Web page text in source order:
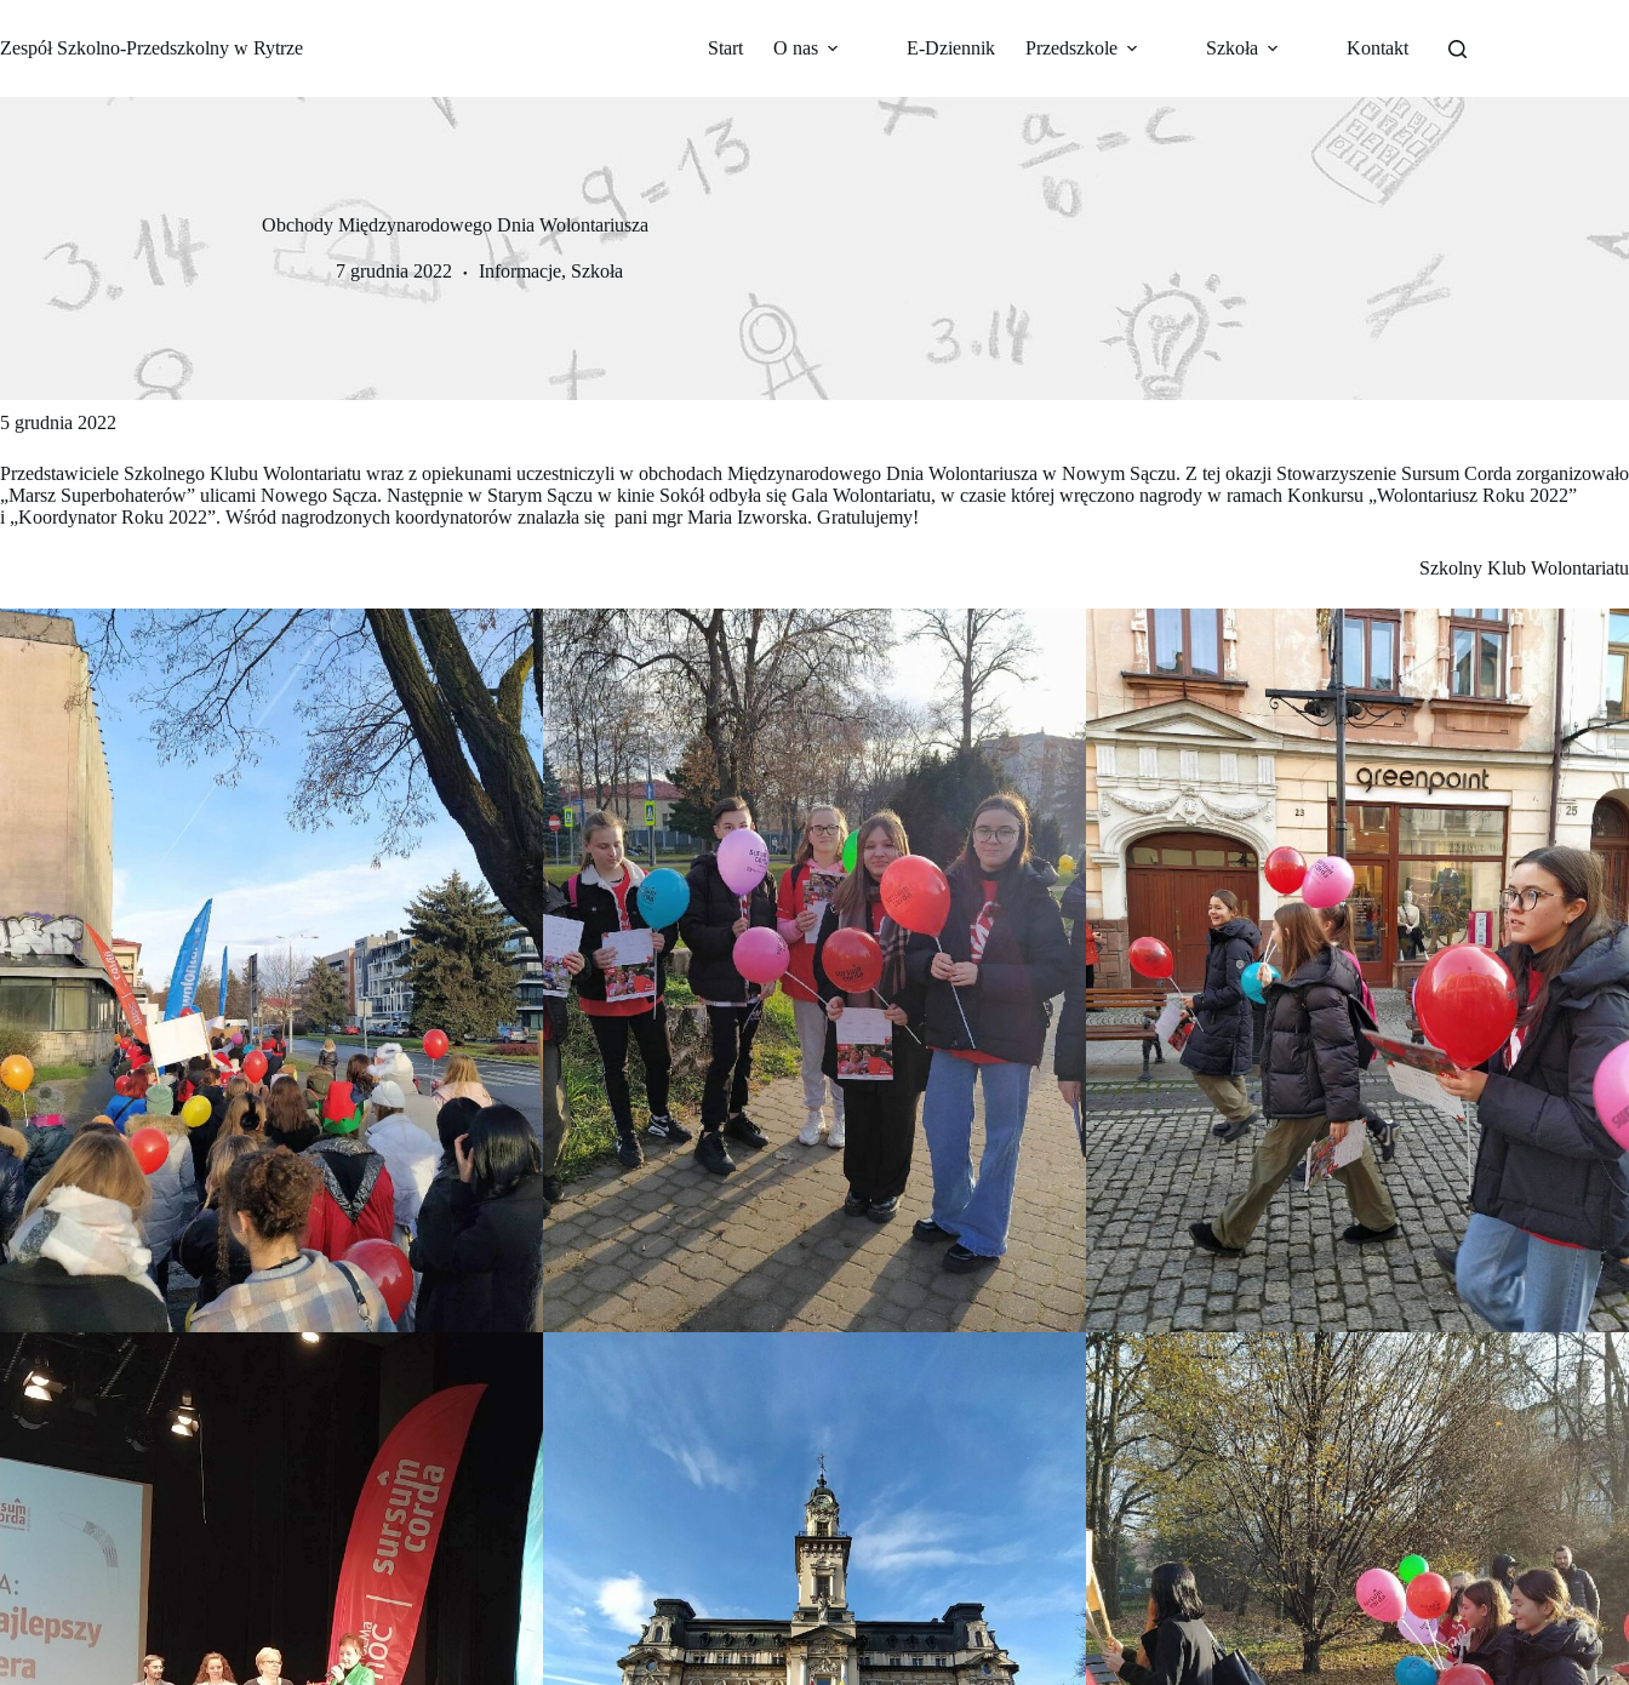
treści
Zespół Szkolno-Przedszkolny w Rytrze Start O nas E-Dziennik Przedszkole Szkoła Kontakt
Obchody Międzynarodowego Dnia Wolontariusza
7 grudnia 2022 Informacje, Szkoła
5 grudnia 2022
Przedstawiciele Szkolnego Klubu Wolontariatu wraz z opiekunami uczestniczyli w obchodach Międzynarodowego Dnia Wolontariusza w Nowym Sączu. Z tej okazji Stowarzyszenie Sursum Corda zorganizowało
„Marsz Superbohaterów” ulicami Nowego Sącza. Następnie w Starym Sączu w kinie Sokół odbyła się Gala Wolontariatu, w czasie której wręczono nagrody w ramach Konkursu „Wolontariusz Roku 2022”
i „Koordynator Roku 2022”. Wśród nagrodzonych koordynatorów znalazła się pani mgr Maria Izworska. Gratulujemy!
Szkolny Klub Wolontariatu